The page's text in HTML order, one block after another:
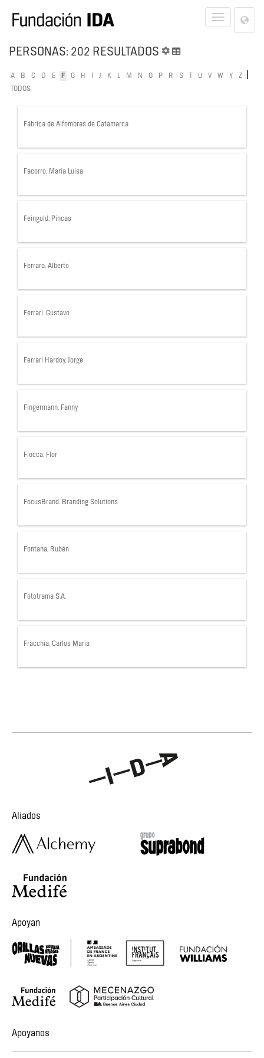
Toggle
PERSONAS: 202 RESULTADOS
A B C D E F G H J K L M N O P R S U V W Y Z
TODOS
Fábrica de Alfombras de Catamarca
Facorro, María Luisa
Feingold, Pincas
Ferrara, Alberto
Ferrari, Gustavo
Ferrari Hardoy, Jorge
Fingermann, Fanny
Fiocca, Flor
FocusBrand. Branding Solutions
Fontana, Rubén
Fototrama S.A.
Fracchia, Carlos María
Aliados
Apoyan
Apoyanos